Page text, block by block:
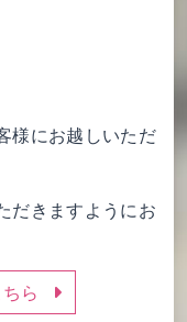
様にお越しいただ
だきますようにお
ら